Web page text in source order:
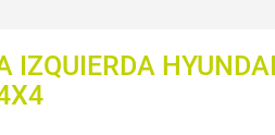
IZQUIERDA